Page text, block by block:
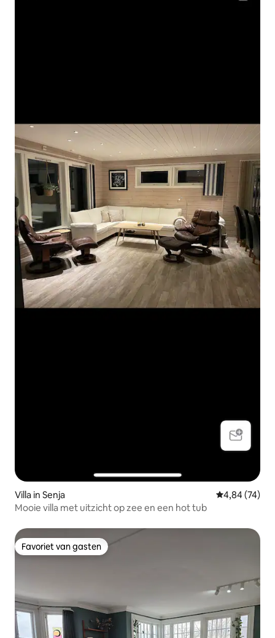
Villa in Senja Gemiddelde
4,84 (74)
Mooie villa met uitzicht op zee en een hot tub
Favoriet van gasten
Favoriet van gasten